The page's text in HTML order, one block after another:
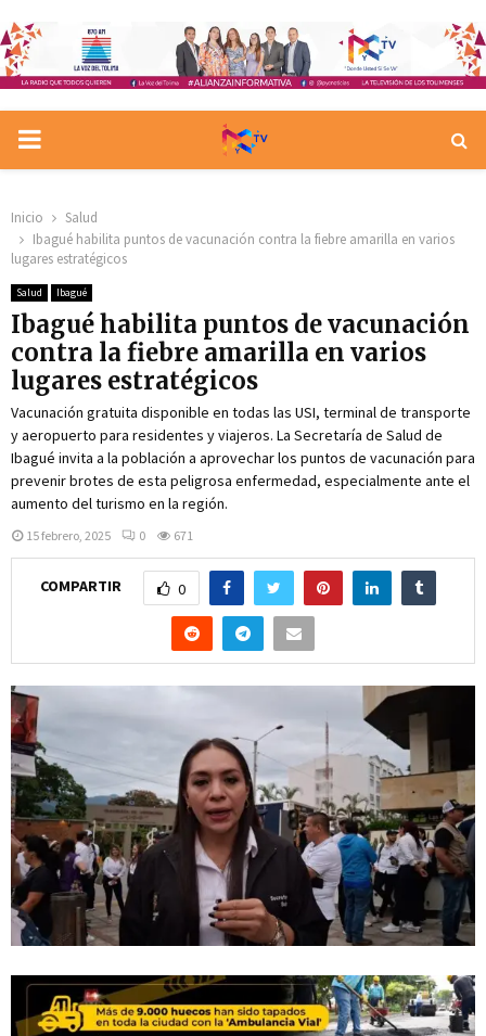
PRIMARY
Inicio
Salud
Ibagué habilita puntos de vacunación contra la fiebre amarilla en varios
lugares estratégicos
Salud Ibagué
Ibagué habilita puntos de vacunación
contra la fiebre amarilla en varios
lugares estratégicos
Vacunación gratuita disponible en todas las USI, terminal de transporte
y aeropuerto para residentes y viajeros. La Secretaría de Salud de
Ibagué invita a la población a aprovechar los puntos de vacunación para
prevenir brotes de esta peligrosa enfermedad, especialmente ante el
aumento del turismo en la región.
15 febrero, 2025 0 671
COMPARTIR 0